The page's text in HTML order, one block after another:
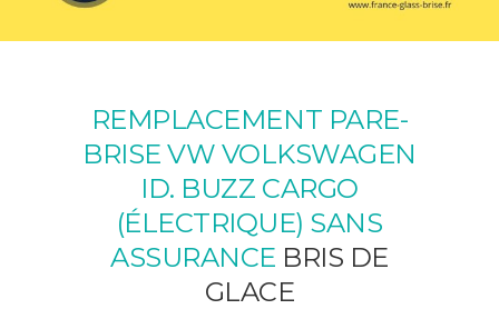
REMPLACEMENT PARE-
BRISE VW VOLKSWAGEN
ID. BUZZ CARGO
(ÉLECTRIQUE) SANS
ASSURANCE BRIS DE
GLACE